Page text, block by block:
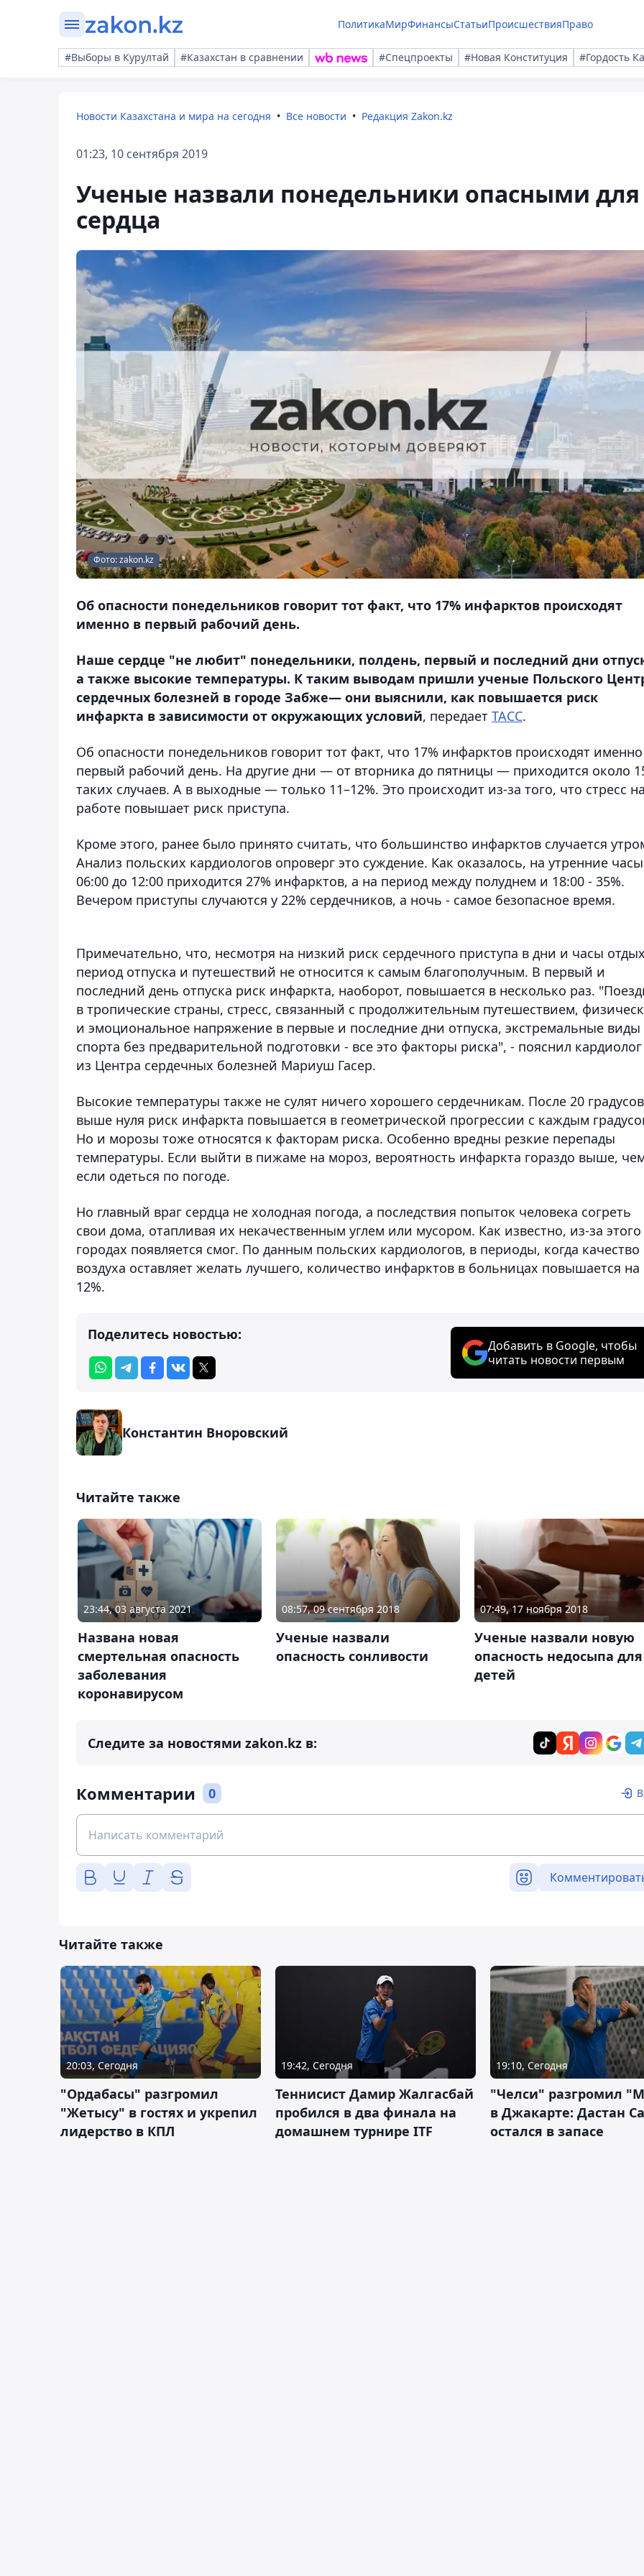
ПолитикаМирФинансыСтатьиПроисшествияПраво
#Выборы в Курултай #Казахстан в сравнении #Спецпроекты #Новая Конституция #Гордость
Новости Казахстана и мира на сегодня Все новости Редакция Zakon.kz
01:23, 10 сентября 2019
Ученые назвали понедельники опасными для
сердца
Фото: zakon.kz
Об опасности понедельников говорит тот факт, что 17% инфарктов происходят
именно в первый рабочий день.
Наше сердце "не любит" понедельники, полдень, первый и последний дни
а также высокие температуры. К таким выводам пришли ученые Польского
сердечных болезней в городе Забже— они выяснили, как повышается риск
инфаркта в зависимости от окружающих условий, передает ТАСС.
Об опасности понедельников говорит тот факт, что 17% инфарктов происходят
первый рабочий день. На другие дни — от вторника до пятницы — приходится около
таких случаев. А в выходные — только 11–12%. Это происходит из-за того, что стресс на
работе повышает риск приступа.
Кроме этого, ранее было принято считать, что большинство инфарктов случается
Анализ польских кардиологов опроверг это суждение. Как оказалось, на утренние
06:00 до 12:00 приходится 27% инфарктов, а на период между полуднем и 18:00 - 35%.
Вечером приступы случаются у 22% сердечников, а ночь - самое безопасное время.
Примечательно, что, несмотря на низкий риск сердечного приступа в дни и часы
период отпуска и путешествий не относится к самым благополучным. В первый и
последний день отпуска риск инфаркта, наоборот, повышается в несколько раз.
в тропические страны, стресс, связанный с продолжительным путешествием,
и эмоциональное напряжение в первые и последние дни отпуска, экстремальные виды
спорта без предварительной подготовки - все это факторы риска", - пояснил кардиолог
из Центра сердечных болезней Мариуш Гасер.
Высокие температуры также не сулят ничего хорошего сердечникам. После 20 градусов
выше нуля риск инфаркта повышается в геометрической прогрессии с каждым
Но и морозы тоже относятся к факторам риска. Особенно вредны резкие перепады
температуры. Если выйти в пижаме на мороз, вероятность инфаркта гораздо выше,
если одеться по погоде.
Но главный враг сердца не холодная погода, а последствия попыток человека согреть
свои дома, отапливая их некачественным углем или мусором. Как известно, из-за этого
городах появляется смог. По данным польских кардиологов, в периоды, когда качество
воздуха оставляет желать лучшего, количество инфарктов в больницах повышается на
12%.
Поделитесь новостью:
Добавить в Google, чтобы
читать новости первым
Константин Вноровский
Читайте также
23:44, 03 августа 2021
Названа новая
смертельная опасность
заболевания
коронавирусом
08:57, 09 сентября 2018
Ученые назвали
опасность сонливости
07:49, 17 ноября 2018
Ученые назвали новую
опасность недосыпа для
детей
Следите за новостями zakon.kz в:
Комментарии 0
Читайте также
20:03, Сегодня
"Ордабасы" разгромил
"Жетысу" в гостях и укрепил
лидерство в КПЛ
19:42, Сегодня
Теннисист Дамир Жалгасбай
пробился в два финала на
домашнем турнире ITF
19:10, Сегодня
"Челси" разгромил
в Джакарте: Дастан
остался в запасе